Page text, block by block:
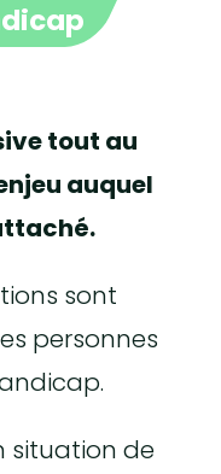
tout au
auquel
sont
personnes
situation de